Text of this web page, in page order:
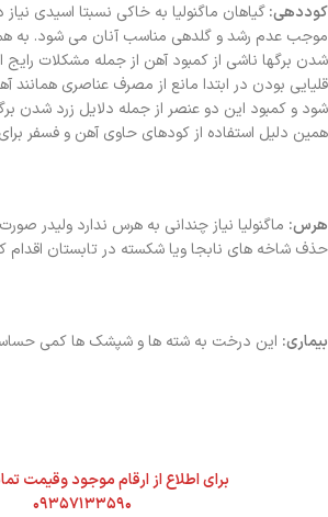
کوددهی:گیاهان ماگنولیا به خاکی نسبتا اسیدی
موجب عدم رشد و گلدهی مناسب آنان می شود. به
شدن برگها ناشی از کمبود آهن از جمله مشکلات رایج
قلیایی بودن در ابتدا مانع از مصرف عناصری
شود و کمبود این دو عنصر از جمله دلایل زرد شدن
همین دلیل استفاده از کودهای حاوی آهن و فسفر
هرس: ماگنولیا نیاز چندانی به هرس ندارد ولیدر
حذف شاخه های نابجا ویا شکسته در تابستان اقدام
بیماری: این درخت به شته ها و شپشک ها کمی
برای اطلاع از ارقام موجود وقیمت
۰۹۳۵۷۱۳۳۵۹۰